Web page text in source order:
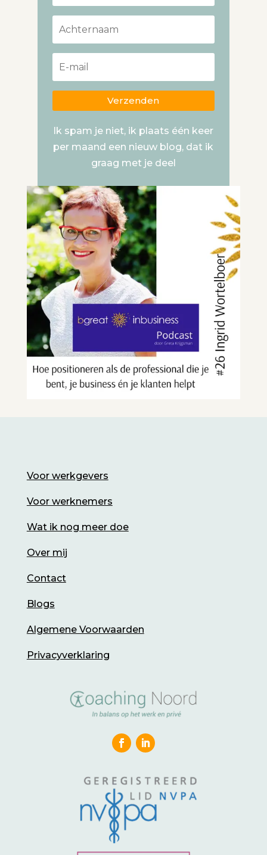
Verzenden
Ik spam je niet, ik plaats één keer
per maand een nieuw blog, dat ik
graag met je deel
Voor werkgevers
Voor werknemers
Wat ik nog meer doe
Over mij
Contact
Blogs
Algemene Voorwaarden
Privacyverklaring